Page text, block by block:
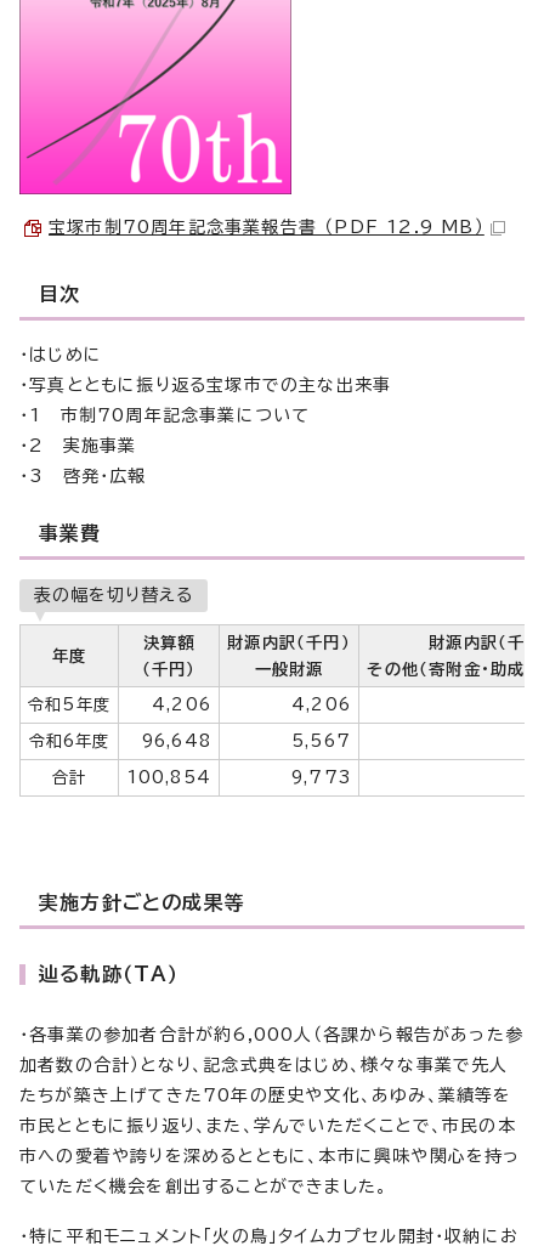
宝塚市制70周年記念事業報告書 （PDF 12.9 MB）
目次
・はじめに
・写真とともに振り返る宝塚市での主な出来事
・1 市制70周年記念事業について
・2 実施事業
・3 啓発・広報
事業費
表の幅を切り替える
年度
決算額
（千円）
財源内訳（千円）
一般財源
財源内訳（千円
その他（寄附金・助成金
令和5年度 4,206 4,206
令和6年度 96,648 5,567
合計 100,854 9,773
実施方針ごとの成果等
辿る軌跡（TA）
・各事業の参加者合計が約6,000人（各課から報告があった参
加者数の合計）となり、記念式典をはじめ、様々な事業で先人
たちが築き上げてきた70年の歴史や文化、あゆみ、業績等を
市民とともに振り返り、また、学んでいただくことで、市民の本
市への愛着や誇りを深めるとともに、本市に興味や関心を持っ
ていただく機会を創出することができました。
・特に平和モニュメント「火の鳥」タイムカプセル開封・収納にお